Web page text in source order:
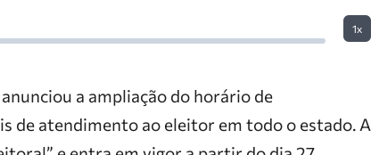
1x
a ampliação do horário de
de atendimento ao eleitor em todo o estado. A